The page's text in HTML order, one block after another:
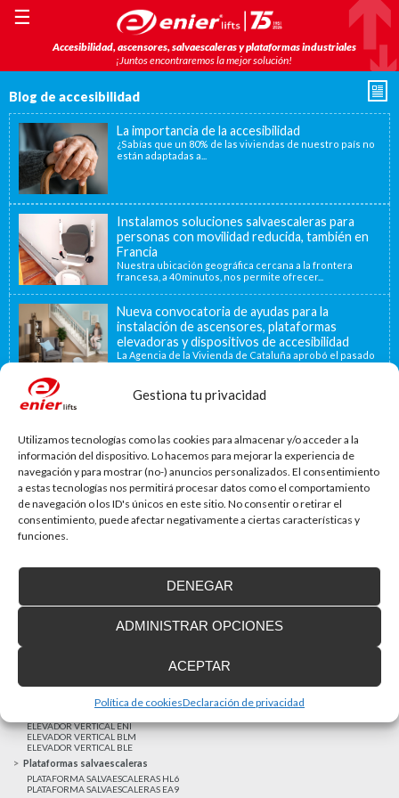
Gestiona tu privacidad
Utilizamos tecnologías como las cookies para almacenar y/o acceder a la
información del dispositivo. Lo hacemos para mejorar la experiencia de
navegación y para mostrar (no-) anuncios personalizados. El consentimiento
a estas tecnologías nos permitirá procesar datos como el comportamiento
de navegación o los ID's únicos en este sitio. No consentir o retirar el
consentimiento, puede afectar negativamente a ciertas características y
funciones.
ACEPTAR
DENEGAR
ADMINISTRAR OPCIONES
Política de cookiesDeclaración de privacidad
Accesibilidad, ascensores, salvaescaleras y plataformas industriales
¡Juntos encontraremos la mejor solución!
☰
Blog de accesibilidad
La importancia de la accesibilidad
¿Sabías que un 80% de las viviendas de nuestro país no
están adaptadas a...
Instalamos soluciones salvaescaleras para
personas con movilidad reducida, también en
Francia
Nuestra ubicación geográfica cercana a la frontera
francesa, a 40 minutos, nos permite ofrecer...
Nueva convocatoria de ayudas para la
instalación de ascensores, plataformas
elevadoras y dispositivos de accesibilidad
La Agencia de la Vivienda de Cataluña aprobó el pasado
15 de noviembre de...
La accesibilidad universal es una prioridad
MAS NOTICIAS
Elevadores verticales
ELEVADOR VERTICAL ENI
ELEVADOR VERTICAL BLM
ELEVADOR VERTICAL BLE
Plataformas salvaescaleras
PLATAFORMA SALVAESCALERAS HL6
PLATAFORMA SALVAESCALERAS EA9